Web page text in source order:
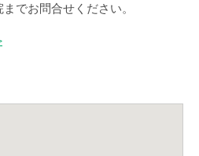
でお問合せください。